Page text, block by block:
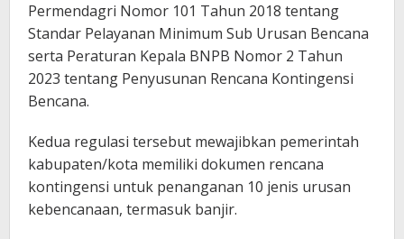
Permendagri Nomor 101 Tahun 2018 tentang
Standar Pelayanan Minimum Sub Urusan Bencana
serta Peraturan Kepala BNPB Nomor 2 Tahun
2023 tentang Penyusunan Rencana Kontingensi
Bencana.
Kedua regulasi tersebut mewajibkan pemerintah
kabupaten/kota memiliki dokumen rencana
kontingensi untuk penanganan 10 jenis urusan
kebencanaan, termasuk banjir.